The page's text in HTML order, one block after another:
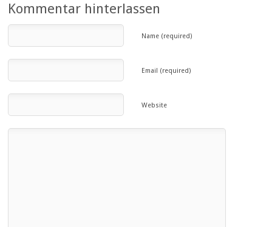
Kommentar hinterlassen
Name (required)
Email (required)
Website